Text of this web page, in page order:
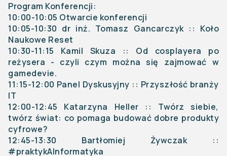
Program Konferencji:
10:00-10:05 Otwarcie konferencji
10:05-10:30 dr inż. Tomasz Gancarczyk :: Koło
Naukowe Reset
10:30-11:15 Kamil Skuza :: Od cosplayera po
reżysera - czyli czym można się zajmować w
gamedevie.
11:15-12:00 Panel Dyskusyjny :: Przyszłość branży
IT
12:00-12:45 Katarzyna Heller :: Twórz siebie,
twórz świat: co pomaga budować dobre produkty
cyfrowe?
12:45-13:30 Bartłomiej Żywczak ::
#praktykAInformatyka